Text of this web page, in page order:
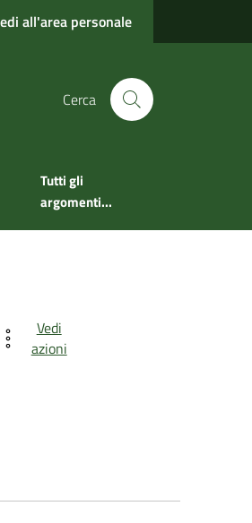
all'area personale
Cerca
Tutti gli
argomenti...
Vedi
azioni